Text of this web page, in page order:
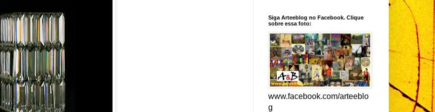
Siga Arteeblog no Facebook. Clique
sobre essa foto:
www.facebook.com/arteeblo
g